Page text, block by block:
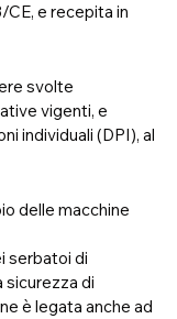
e recepita in
svolte
vigenti, e
individuali (DPI), al
delle macchine
serbatoi di
sicurezza di
è legata anche ad